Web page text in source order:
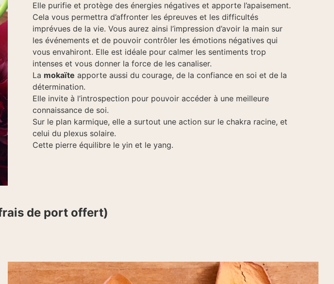
Elle purifie et protège des énergies négatives et apporte l’apaisement.
Cela vous permettra d’affronter les épreuves et les difficultés
imprévues de la vie. Vous aurez ainsi l’impression d’avoir la main sur
les événements et de pouvoir contrôler les émotions négatives qui
vous envahiront. Elle est idéale pour calmer les sentiments trop
intenses et vous donner la force de les canaliser.
La mokaïte apporte aussi du courage, de la confiance en soi et de la
détermination.
Elle invite à l’introspection pour pouvoir accéder à une meilleure
connaissance de soi.
Sur le plan karmique, elle a surtout une action sur le chakra racine, et
celui du plexus solaire.
Cette pierre équilibre le yin et le yang.
de port offert)